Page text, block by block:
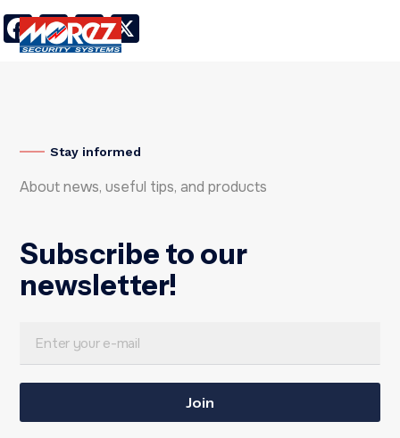
Facebook
LinkedIn
Twitter
Stay informed
About news, useful tips, and products
Subscribe to our
newsletter!
E
m
a
m
Join